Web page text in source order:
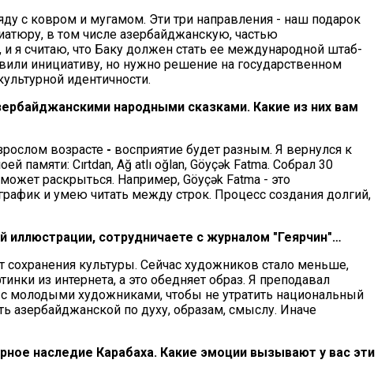
с ковром и мугамом. Эти три направления - наш подарок
в том числе азербайджанскую, частью
и я считаю, что Баку должен стать ее международной штаб-
инициативу, но нужно решение на государственном
идентичности.
народными сказками. Какие из них вам
возрасте - восприятие будет разным. Я вернулся к
памяти: Cırtdan, Ağ atlı oğlan, Göyçək Fatma. Собрал 30
раскрыться. Например, Göyçək Fatma - это
и умею читать между строк. Процесс создания долгий,
иллюстрации, сотрудничаете с журналом "Геярчин"…
культуры. Сейчас художников стало меньше,
из интернета, а это обедняет образ. Я преподавал
молодыми художниками, чтобы не утратить национальный
азербайджанской по духу, образам, смыслу. Иначе
наследие Карабаха. Какие эмоции вызывают у вас эти